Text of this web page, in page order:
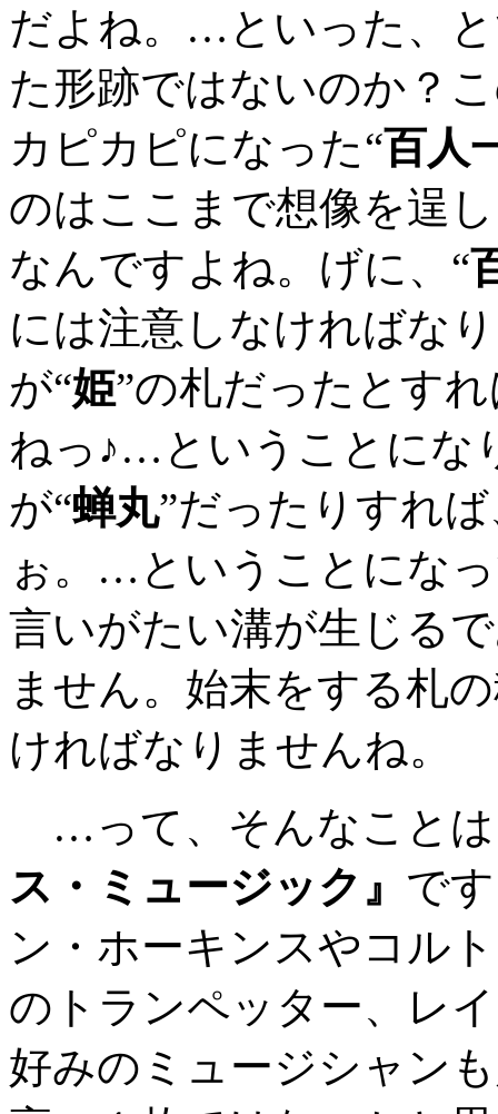
だよね。…といった、
た形跡ではないのか？
カピカピになった“百人
のはここまで想像を逞
なんですよね。げに、“
には注意しなければな
が“姫”の札だったとす
ねっ♪…ということにな
が“蝉丸”だったりすれ
ぉ。…ということにな
言いがたい溝が生じる
ません。始末をする札
ければなりませんね。
…って、そんなことは
ス・ミュージック』 で
ン・ホーキンスやコル
のトランペッター、レ
好みのミュージシャン